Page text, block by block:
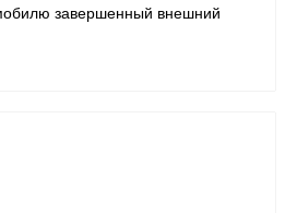
завершенный внешний